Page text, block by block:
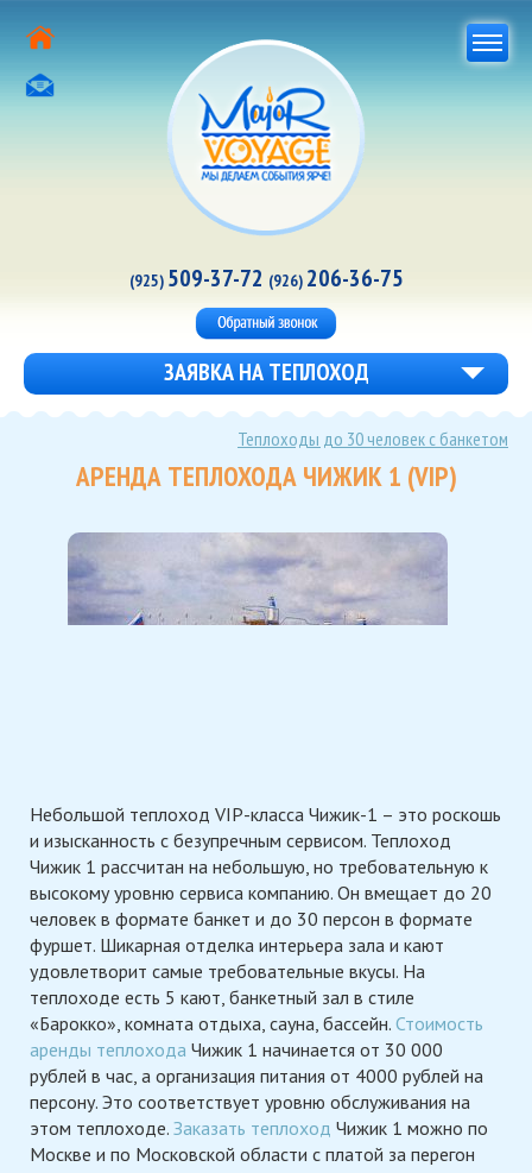
(925) 509-37-72 (926) 206-36-75
ЗАЯВКА НА ТЕПЛОХОД
АРЕНДА ТЕПЛОХОДА ЧИЖИК 1 (VIP)
Теплоходы до 30 человек с банкетом
Небольшой теплоход VIP-класса Чижик-1 – это роскошь
и изысканность с безупречным сервисом. Теплоход
Чижик 1 рассчитан на небольшую, но требовательную к
высокому уровню сервиса компанию. Он вмещает до 20
человек в формате банкет и до 30 персон в формате
фуршет. Шикарная отделка интерьера зала и кают
удовлетворит самые требовательные вкусы. На
теплоходе есть 5 кают, банкетный зал в стиле
«Барокко», комната отдыха, сауна, бассейн. Стоимость
аренды теплохода Чижик 1 начинается от 30 000
рублей в час, а организация питания от 4000 рублей на
персону. Это соответствует уровню обслуживания на
этом теплоходе. Заказать теплоход Чижик 1 можно по
Москве и по Московской области с платой за перегон